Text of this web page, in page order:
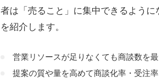
者は「売ること」に集中できるよう
を紹介します。
営業リソースが足りなくても商談数を
提案の質や量を高めて商談化率・受注